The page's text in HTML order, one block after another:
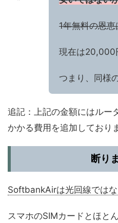
1年無料の恩
現在は20,000
つまり、同様
追記：上記の金額にはルー
かかる費用を追加しており
断り
SoftbankAirは光回線ではな
スマホのSIMカードとほと